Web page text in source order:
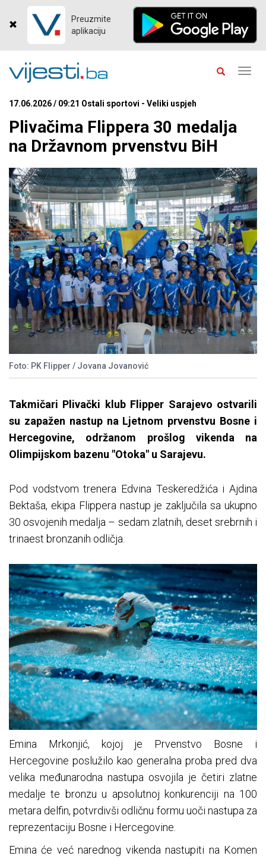
Preuzmite
aplikaciju
17.06.2026 / 09:21 Ostali sportovi - Veliki uspjeh
Plivačima Flippera 30 medalja
na Državnom prvenstvu BiH
Foto: PK Flipper / Jovana Jovanović
Takmičari Plivački klub Flipper Sarajevo ostvarili
su zapažen nastup na Ljetnom prvenstvu Bosne i
Hercegovine, održanom prošlog vikenda na
Olimpijskom bazenu "Otoka" u Sarajevu.
Pod vodstvom trenera Edvina Teskeredžića i Ajdina
Bektaša, ekipa Flippera nastup je zaključila sa ukupno
30 osvojenih medalja – sedam zlatnih, deset srebrnih i
trinaest bronzanih odličja.
Emina Mrkonjić, kojoj je Prvenstvo Bosne i
Hercegovine poslužilo kao generalna proba pred dva
velika međunarodna nastupa osvojila je četiri zlatne
medalje te bronzu u apsolutnoj konkurenciji na 100
metara delfin, potvrdivši odličnu formu uoči nastupa za
reprezentaciju Bosne i Hercegovine.
Emina će već narednog vikenda nastupiti na Komen